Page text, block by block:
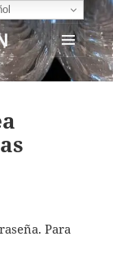
MENÚ
Y
Para